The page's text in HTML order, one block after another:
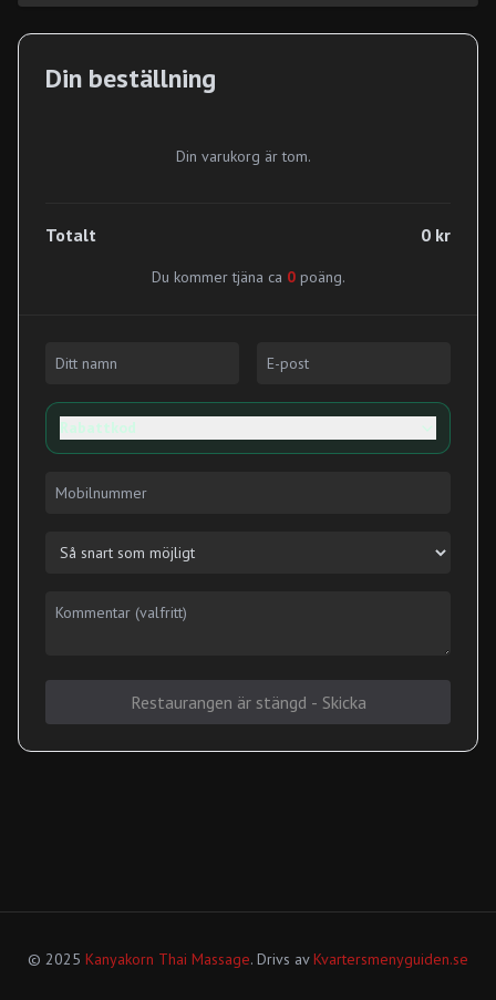
Din beställning
Din varukorg är tom.
Totalt 0 kr
Du kommer tjäna ca 0poäng.
Rabattkod
Restaurangen är stängd - Skicka
© 2025 Kanyakorn Thai Massage. Drivs avKvartersmenyguiden.se